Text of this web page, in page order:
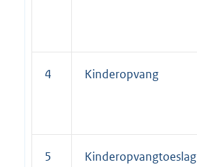
4 Kinderopvang
5 Kinderopvangtoeslag